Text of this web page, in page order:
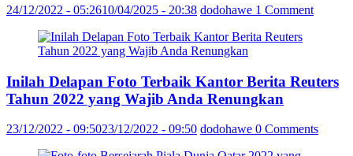
24/12/2022 - 05:2610/04/2025 - 20:38 dodohawe 1 Comment
Inilah Delapan Foto Terbaik Kantor Berita Reuters
Tahun 2022 yang Wajib Anda Renungkan
23/12/2022 - 09:5023/12/2022 - 09:50 dodohawe 0 Comments